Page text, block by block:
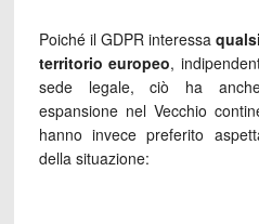
Poiché il GDPR interessa
territorio europeo,
sede legale, ciò ha anche
espansione nel Vecchio
hanno invece preferito
della situazione: